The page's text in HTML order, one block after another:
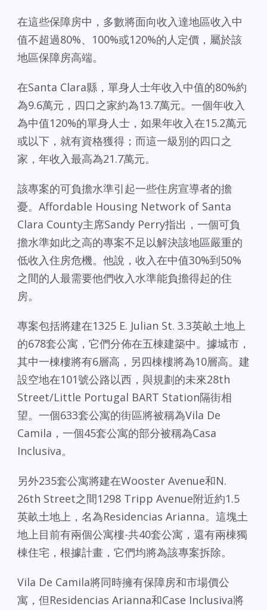
在這些保障房中，多數將面向收入達地區收入中
值不超過80%、100%或120%的人定價，屬於該
地區保障房高端。
在Santa Clara縣，單身人士年收入中值的80%約
為9.6萬元，四口之家約為13.7萬元。一個年收入
為中值120%的單身人士，如果年收入在15.2萬元
或以下，就有資格獲得；而這一級別的四口之
家，年收入最高為21.7萬元。
該專案的可負擔水準引起一些住房宣導者的擔
憂。Affordable Housing Network of Santa
Clara County主席Sandy Perry指出，一個可負
擔水準如此之高的專案不足以解決該地區嚴重的
低收入住房危機。他說，收入在中值30%到50%
之間的人最需要他們收入水準能負擔得起的住
房。
專案包括將建在1325 E. Julian St. 3.3英畝土地上
的678套公寓，它們分佈在五棟建築中。據城市，
其中一棟樓將有6層高，另四棟樓將為10層高。建
設空地在101號公路以西，與規劃的未來28th
Street/Little Portugal BART Station隔街相
望。一個633套公寓的街區將被稱為Vila De
Camila，一個45套公寓的部分被稱為Casa
Inclusiva。
另外235套公寓將建在Wooster Avenue和N.
26th Street之間1298 Tripp Avenue附近約1.5
英畝土地上，名為Residencias Arianna。這塊土
地上目前有兩個公寓樓-共40套公寓，還有兩棟獨
棟住宅，根據計畫，它們均將為該專案拆除。
Vila De Camila將同時擁有保障房和市場價公
寓，但Residencias Arianna和Case Inclusiva將